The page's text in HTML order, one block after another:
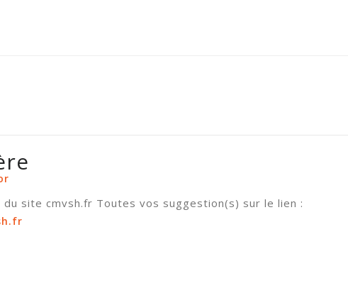
du site cmvsh.fr Toutes vos suggestion(s) sur le lien :